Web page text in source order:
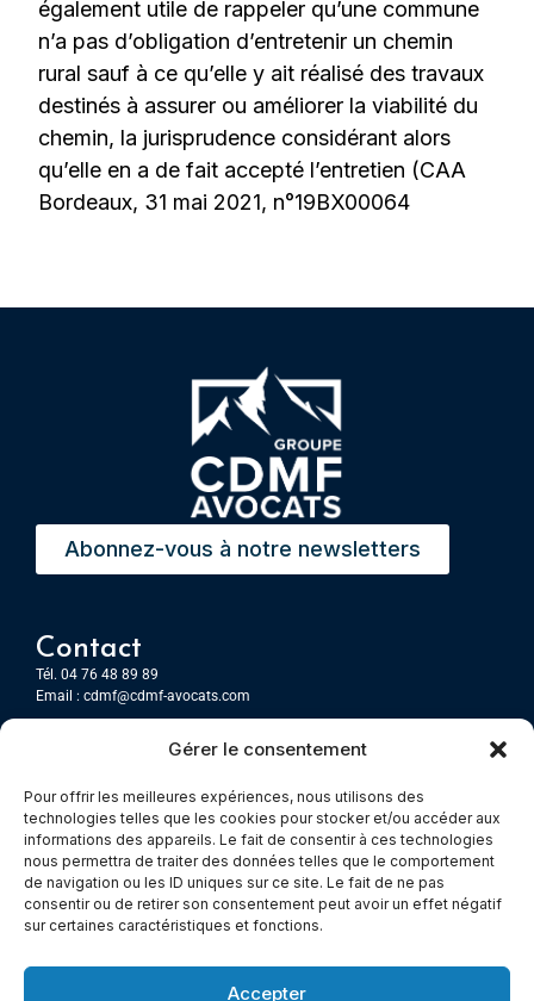
Gérer le consentement
Pour offrir les meilleures expériences, nous utilisons des
technologies telles que les cookies pour stocker et/ou accéder aux
informations des appareils. Le fait de consentir à ces technologies
nous permettra de traiter des données telles que le comportement
de navigation ou les ID uniques sur ce site. Le fait de ne pas
consentir ou de retirer son consentement peut avoir un effet négatif
sur certaines caractéristiques et fonctions.
Accepter
également utile de rappeler qu’une commune
n’a pas d’obligation d’entretenir un chemin
rural sauf à ce qu’elle y ait réalisé des travaux
destinés à assurer ou améliorer la viabilité du
chemin, la jurisprudence considérant alors
qu’elle en a de fait accepté l’entretien (CAA
Bordeaux, 31 mai 2021, n°19BX00064
Abonnez-vous à notre newsletters
Contact
Tél. 04 76 48 89 89
Email : cdmf@cdmf-avocats.com
7 Place Firmin Gautier
CS 80476
38016 GRENOBLE, Cedex 1
Chambery
Immeuble le Paris
73000 Chambéry